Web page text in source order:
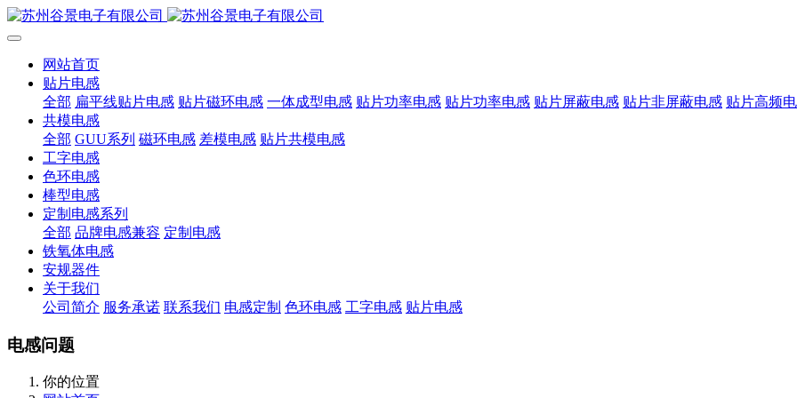
网站首页
贴片电感
全部 扁平线贴片电感 贴片磁环电感 一体成型电感 贴片功率电感 贴片功率电感 贴片屏蔽电感 贴片非屏蔽电感 贴片高频
共模电感
全部 GUU系列 磁环电感 差模电感 贴片共模电感
工字电感
色环电感
棒型电感
定制电感系列
全部 品牌电感兼容 定制电感
铁氧体电感
安规器件
关于我们
公司简介 服务承诺 联系我们 电感定制 色环电感 工字电感 贴片电感
电感问题
你的位置